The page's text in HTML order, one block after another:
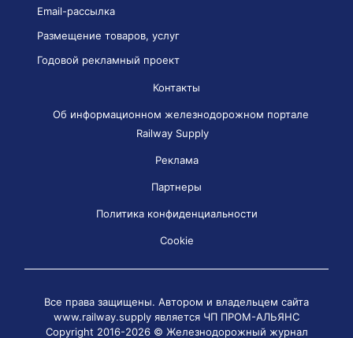
Email-рассылка
Размещение товаров, услуг
Годовой рекламный проект
Контакты
Об информационном железнодорожном портале
Railway Supply
Реклама
Партнеры
Политика конфиденциальности
Cookie
Все права защищены. Автором и владельцем сайта
www.railway.supply является ЧП ПРОМ-АЛЬЯНС
Copyright 2016-2026 © Железнодорожный журнал